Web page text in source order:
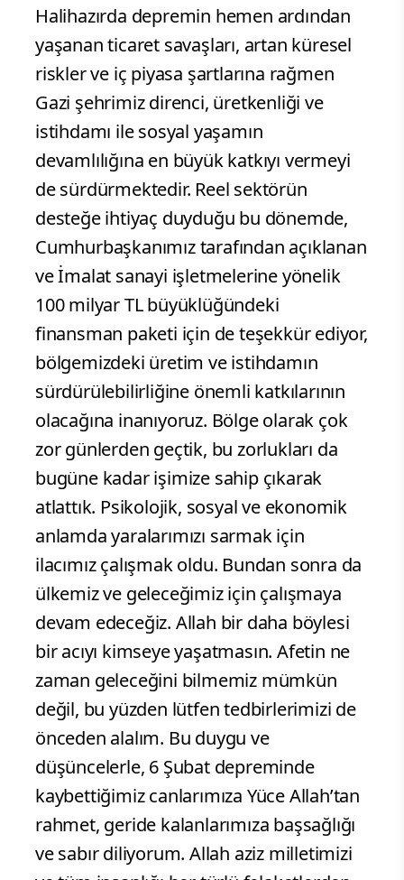
Halihazırda depremin hemen ardından
yaşanan ticaret savaşları, artan küresel
riskler ve iç piyasa şartlarına rağmen
Gazi şehrimiz direnci, üretkenliği ve
istihdamı ile sosyal yaşamın
devamlılığına en büyük katkıyı vermeyi
de sürdürmektedir. Reel sektörün
desteğe ihtiyaç duyduğu bu dönemde,
Cumhurbaşkanımız tarafından açıklanan
ve İmalat sanayi işletmelerine yönelik
100 milyar TL büyüklüğündeki
finansman paketi için de teşekkür ediyor,
bölgemizdeki üretim ve istihdamın
sürdürülebilirliğine önemli katkılarının
olacağına inanıyoruz. Bölge olarak çok
zor günlerden geçtik, bu zorlukları da
bugüne kadar işimize sahip çıkarak
atlattık. Psikolojik, sosyal ve ekonomik
anlamda yaralarımızı sarmak için
ilacımız çalışmak oldu. Bundan sonra da
ülkemiz ve geleceğimiz için çalışmaya
devam edeceğiz. Allah bir daha böylesi
bir acıyı kimseye yaşatmasın. Afetin ne
zaman geleceğini bilmemiz mümkün
değil, bu yüzden lütfen tedbirlerimizi de
önceden alalım. Bu duygu ve
düşüncelerle, 6 Şubat depreminde
kaybettiğimiz canlarımıza Yüce Allah’tan
rahmet, geride kalanlarımıza başsağlığı
ve sabır diliyorum. Allah aziz milletimizi